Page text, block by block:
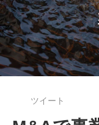
ツイート